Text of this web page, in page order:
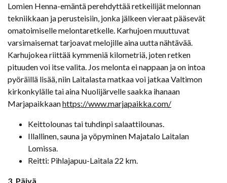
Lomien Henna-emäntä perehdyttää retkeilijät melonnan
tekniikkaan ja perusteisiin, jonka jälkeen vieraat pääsevät
omatoimiselle melontaretkelle. Karhujoen muuttuvat
varsimaisemat tarjoavat melojille aina uutta nähtävää.
Karhujokea riittää kymmeniä kilometriä, joten retken
pituuden voi itse valita. Jos melonta ei nappaan ja on intoa
pyöräillä lisää, niin Laitalasta matkaa voi jatkaa Valtimon
kirkonkylälle tai aina Nuolijärvelle saakka ihanaan
Marjapaikkaanhttps://www.marjapaikka.com/
Keittolounas tai tuhdinpi salaattilounas.
Illallinen, sauna ja yöpyminen Majatalo Laitalan
Lomissa.
Reitti: Pihlajapuu-Laitala 22 km.
3. Päivä